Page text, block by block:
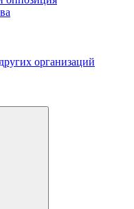
организаций